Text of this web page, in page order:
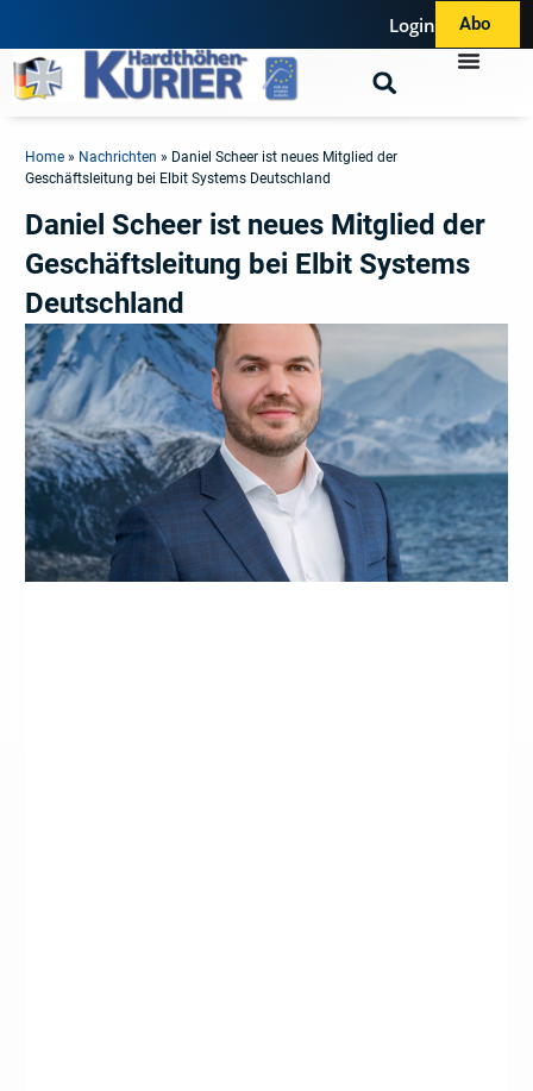
Login Abo
Home » Nachrichten » Daniel Scheer ist neues Mitglied der
Geschäftsleitung bei Elbit Systems Deutschland
Daniel Scheer ist neues Mitglied der
Geschäftsleitung bei Elbit Systems
Deutschland